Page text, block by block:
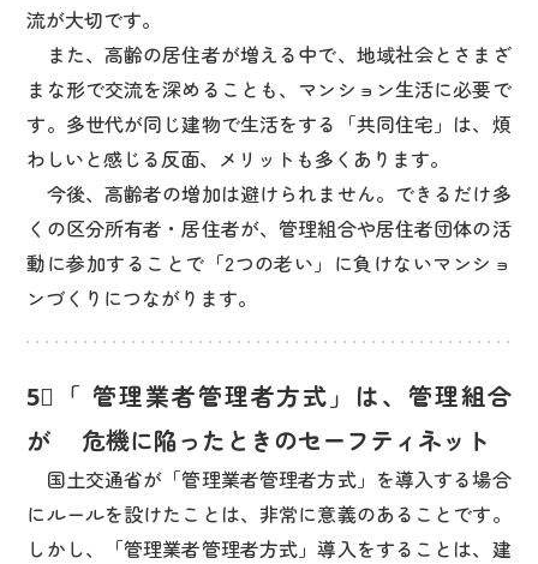
流が大切です。
また、高齢の居住者が増える中で、地域社会とさまざ
まな形で交流を深めることも、マンション生活に必要で
す。多世代が同じ建物で生活をする「共同住宅」は、煩
わしいと感じる反面、メリットも多くあります。
今後、高齢者の増加は避けられません。できるだけ多
くの区分所有者・居住者が、管理組合や居住者団体の活
動に参加することで「2つの老い」に負けないマンショ
ンづくりにつながります。
5⃣「 管理業者管理者方式」は、管理組合
が 危機に陥ったときのセーフティネット
国土交通省が「管理業者管理者方式」を導入する場合
にルールを設けたことは、非常に意義のあることです。
しかし、「管理業者管理者方式」導入をすることは、建